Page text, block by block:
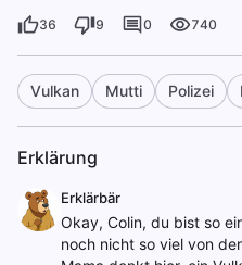
36 9 0 740
Vulkan Mutti Polizei
Erklärung
Erklärbär
Okay, Colin, du bist so
noch nicht so viel von